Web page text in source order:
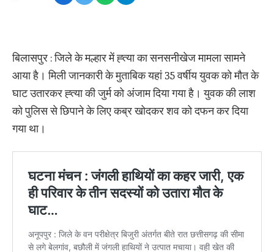
बिलासपुर : जिले के मल्हार में ह्त्या का सनसनीखेज मामला सामने
आया है। मिली जानकारी के मुताबिक यहां 35 वर्षीय युवक को मौत के
घाट उतारकर ह्त्या की जुर्म को अंजाम दिया गया है। युवक की लाश
को पुलिस से छिपाने के लिए कब्र खोदकर शव को दफन कर दिया
गया था।